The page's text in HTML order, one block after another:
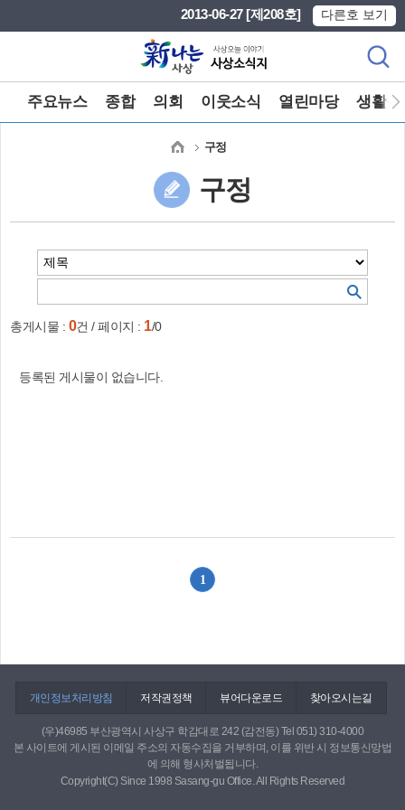
2013-06-27 [제208호] 다른호 보기
주요뉴스 종합 의회 이웃소식 열린마당 생활정
구정
구정
총게시물 : 0건 / 페이지 : 1/0
등록된 게시물이 없습니다.
1
개인정보처리방침 저작권정책 뷰어다운로드 찾아오시는길
(우)46985 부산광역시 사상구 학감대로 242 (감전동) Tel 051) 310-4000
본 사이트에 게시된 이메일 주소의 자동수집을 거부하며, 이를 위반 시 정보통신망법
에 의해 형사처벌됩니다.
Copyright(C) Since 1998 Sasang-gu Office. All Rights Reserved